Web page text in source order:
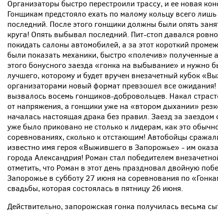
Организаторы быстро перестроили трассу, и ее новая
Гонщикам предстояло ехать по малому кольцу всего
последний. После этого гонщики должны были опять
круга! Опять выбывал последний. Пит-стоп давался
покидать салоны автомобилей, а за этот короткий
были показать механики, быстро «полечив» полученные
этого бонусного заезда «гонка на выбывание» и нужно
лучшего, которому и будет вручен внезачетный кубок
организаторами новый формат превзошел все ожидания!
вызвалось восемь гонщиков-добровольцев. Накал
от напряжения, а гонщики уже на «втором дыхании»
началась настоящая драка без правил. Заезд за
уже было приковано не столько к лидерам, как это
соревнованиях, сколько к отстающим! Автобойцы
известно имя героя «Выжившего в Запорожье» - им
города Александрия! Роман стал победителем
отметить, что Роман в этот день праздновал двойную
Запорожье в субботу 27 июня на соревнования по
свадьбы, которая состоялась в пятницу 26 июня.
Действительно, запорожская гонка получилась весьма